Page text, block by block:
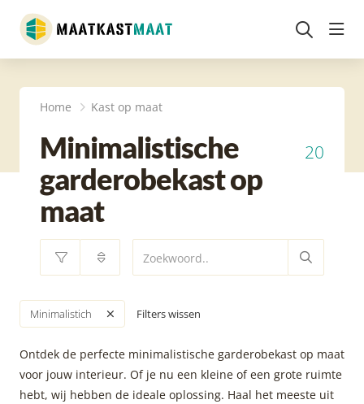
Home Kast op maat
Minimalistische
garderobekast op
maat
20
Minimalistich Filters wissen
Ontdek de perfecte minimalistische garderobekast op maat
voor jouw interieur. Of je nu een kleine of een grote ruimte
hebt, wij hebben de ideale oplossing. Haal het meeste uit